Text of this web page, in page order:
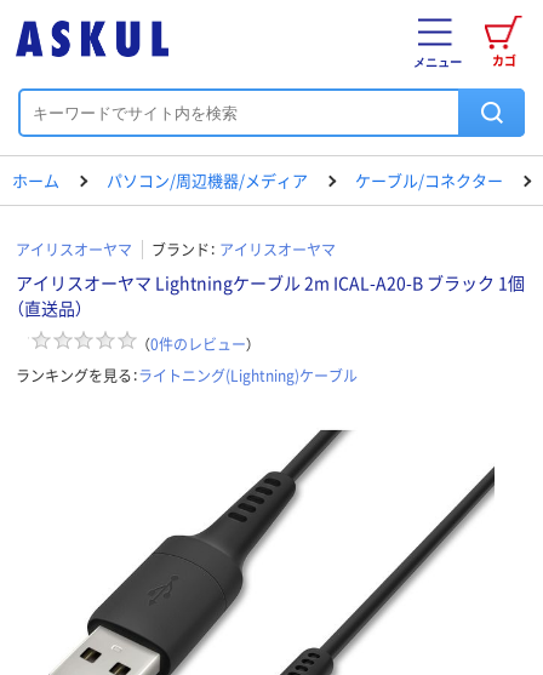
カゴ
メニュー
ホーム パソコン/周辺機器/メディア ケーブル/コネクター
アイリスオーヤマ ブランド： アイリスオーヤマ
アイリスオーヤマ Lightningケーブル 2m ICAL-A20-B ブラック 1個
（直送品）
（0件のレビュー）
ランキングを見る：ライトニング(Lightning)ケーブル